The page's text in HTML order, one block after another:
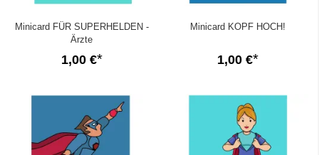
Minicard FÜR SUPERHELDEN -
Ärzte
1,00 €
Minicard KOPF HOCH!
1,00 €